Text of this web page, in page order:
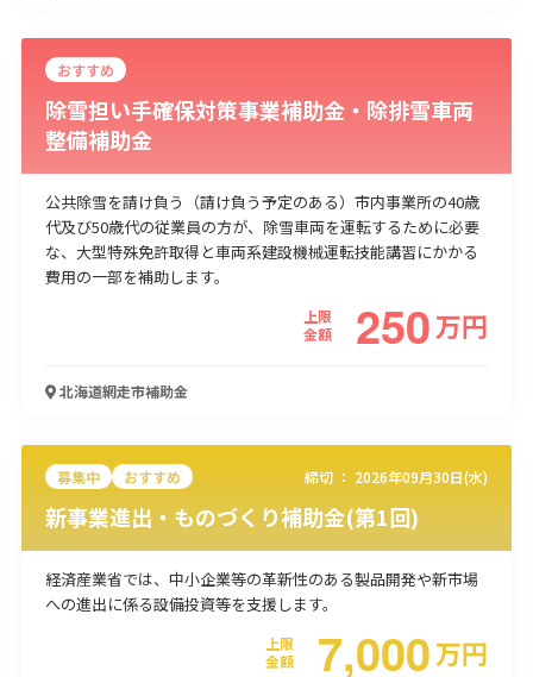
おすすめ
除雪担い手確保対策事業補助金・除排雪車両
整備補助金
公共除雪を請け負う（請け負う予定のある）市内事業所の40歳
代及び50歳代の従業員の方が、除雪車両を運転するために必要
な、大型特殊免許取得と車両系建設機械運転技能講習にかかる
費用の一部を補助します。
上限
金額
250万円
北海道網走市補助金
募集中 おすすめ 締切 ： 2026年09月30日(水)
新事業進出・ものづくり補助金(第1回)
経済産業省では、中小企業等の革新性のある製品開発や新市場
への進出に係る設備投資等を支援します。
上限
金額
7,000万円